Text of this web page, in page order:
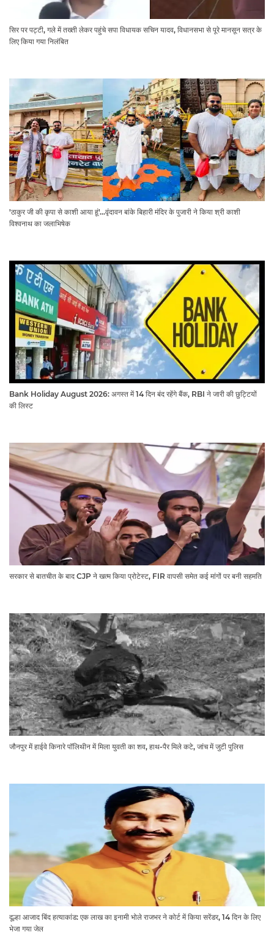
सिर पर पट्टी, गले में तख्ती लेकर पहुंचे सपा विधायक सचिन यादव, विधानसभा से पूरे मानसून सत्र के
लिए किया गया निलंबित
'ठाकुर जी की कृपा से काशी आया हूं'...वृंदावन बांके बिहारी मंदिर के पुजारी ने किया श्री काशी
विश्वनाथ का जलाभिषेक
Bank Holiday August 2026: अगस्त में 14 दिन बंद रहेंगे बैंक, RBI ने जारी की छुट्टियों
की लिस्ट​​​​​​​
सरकार से बातचीत के बाद CJP ने खत्म किया प्रोटेस्ट, FIR वापसी समेत कई मांगों पर बनी सहमति
जौनपुर में हाईवे किनारे पॉलिथीन में मिला युवती का शव, हाथ-पैर मिले कटे, जांच में जुटी पुलिस
दूल्हा आजाद बिंद हत्याकांड: एक लाख का इनामी भोले राजभर ने कोर्ट में किया सरेंडर, 14 दिन के लिए
भेजा गया जेल